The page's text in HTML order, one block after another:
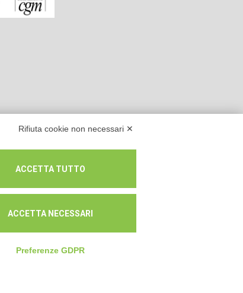
n.A114164
Rifiuta cookie non necessari ✕
ACCETTA TUTTO
ACCETTA NECESSARI
Preferenze GDPR